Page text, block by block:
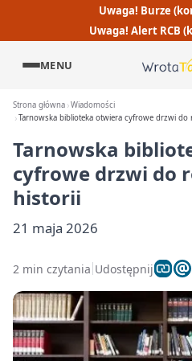
Uwaga! Burze
Uwaga! Alert RCB
MENU
Strona główna Wiadomości
Tarnowska biblioteka otwiera cyfrowe drzwi
Tarnowska
cyfrowe drzwi do
historii
21 maja 2026
2 min czytania Udostępnij